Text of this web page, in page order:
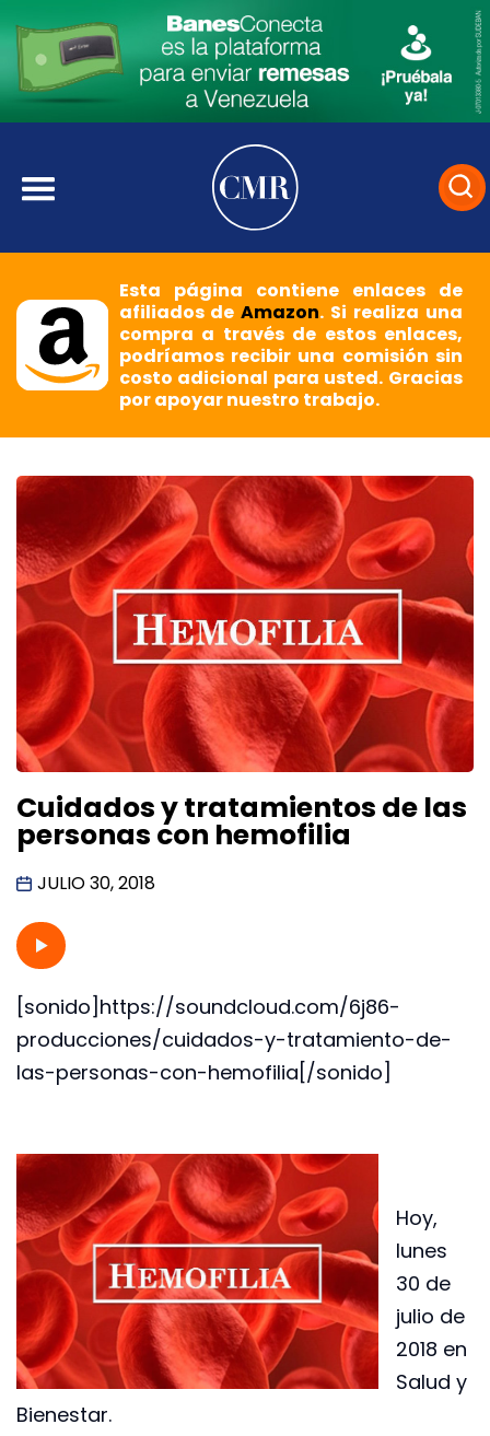
Esta página contiene enlaces de
afiliados deAmazon. Si realiza una
compra a través de estos enlaces,
podríamos recibir una comisión sin
costo adicional para usted. Gracias
por apoyar nuestro trabajo.
Cuidados y tratamientos de las
personas con hemofilia
JULIO 30, 2018
[sonido]https://soundcloud.com/6j86-
producciones/cuidados-y-tratamiento-de-
las-personas-con-hemofilia[/sonido]
Hoy,
lunes
30 de
julio de
2018 en
Salud y
Bienestar.